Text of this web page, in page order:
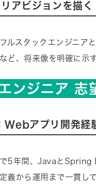
アビジョンを描く
フルスタックエンジニア
ど、将来像を明確に示
ンジニア 志
Webアプリ開発経
で5年間、Javaと
義から運用まで一貫し